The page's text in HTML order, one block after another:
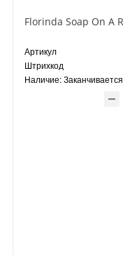
Артикул
Штрихкод
Наличие:Заканчивается